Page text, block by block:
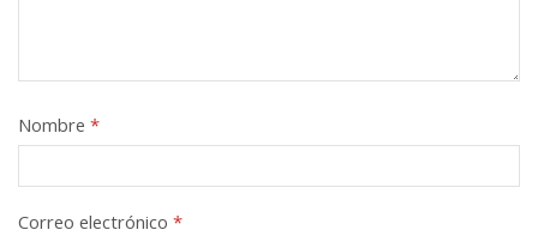
Nombre *
Correo electrónico *